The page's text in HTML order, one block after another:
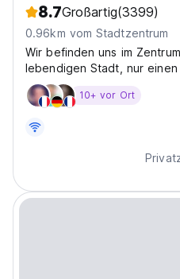
8.7Großartig(3399)
0.96km vom Stadtzentrum
Wir befinden uns im
lebendigen Stadt, nur
den Sehenswürdigkeiten
verfügen über einen
10+ vor Ort